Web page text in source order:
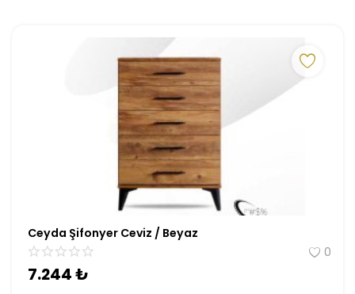
Genç Odası
Bahçe Mobilyaları
Ceyda Şifonyer Ceviz / Beyaz
0
7.244₺